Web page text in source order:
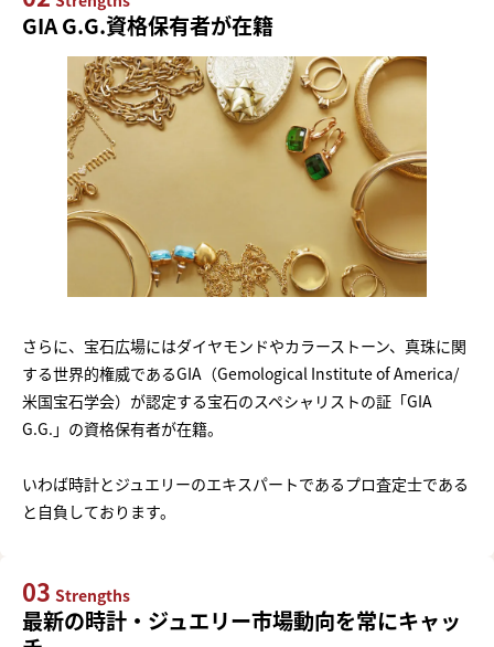
GIA G.G.資格保有者が在籍
さらに、宝石広場にはダイヤモンドやカラーストーン、真珠に関
する世界的権威であるGIA（Gemological Institute of America/
米国宝石学会）が認定する宝石のスペシャリストの証「GIA
G.G.」の資格保有者が在籍。
いわば時計とジュエリーのエキスパートであるプロ査定士である
と自負しております。
03 Strengths
最新の時計・ジュエリー市場動向を常にキャッ